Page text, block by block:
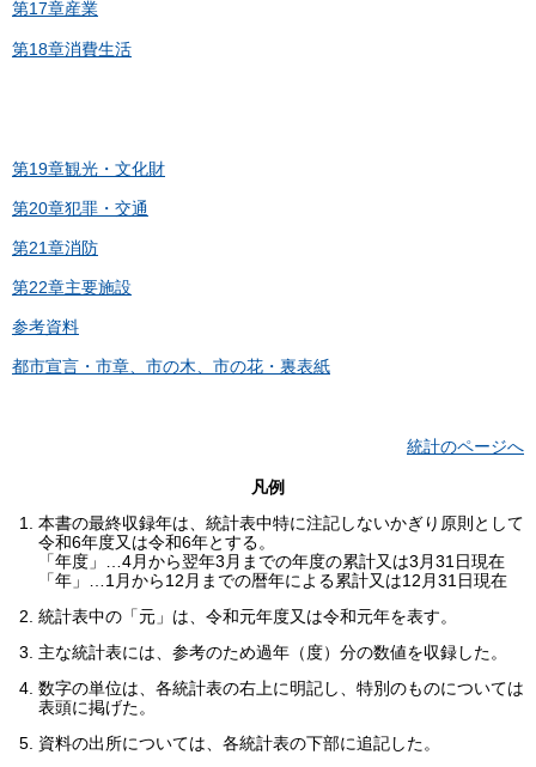
第17章産業
第18章消費生活
第19章観光・文化財
第20章犯罪・交通
第21章消防
第22章主要施設
参考資料
都市宣言・市章、市の木、市の花・裏表紙
統計のページへ
凡例
本書の最終収録年は、統計表中特に注記しないかぎり原則として
令和6年度又は令和6年とする。
「年度」…4月から翌年3月までの年度の累計又は3月31日現在
「年」…1月から12月までの暦年による累計又は12月31日現在
統計表中の「元」は、令和元年度又は令和元年を表す。
主な統計表には、参考のため過年（度）分の数値を収録した。
数字の単位は、各統計表の右上に明記し、特別のものについては
表頭に掲げた。
資料の出所については、各統計表の下部に追記した。